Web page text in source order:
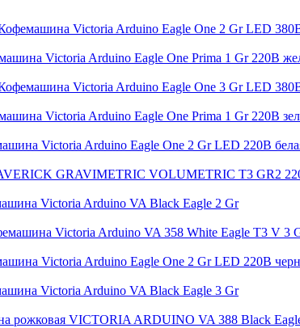
Victoria Arduino Eagle One 2 Gr LED
Victoria Arduino Eagle One Prima 1 Gr 220В
Victoria Arduino Eagle One 3 Gr LED
Victoria Arduino Eagle One Prima 1 Gr 220В
Victoria Arduino Eagle One 2 Gr LED 220В
GRAVIMETRIC VOLUMETRIC T3 GR2
Victoria Arduino VA Black Eagle 2 Gr
Victoria Arduino VA 358 White Eagle T3 V 3
Victoria Arduino Eagle One 2 Gr LED 220В
Victoria Arduino VA Black Eagle 3 Gr
рожковая VICTORIA ARDUINO VA 388 Black